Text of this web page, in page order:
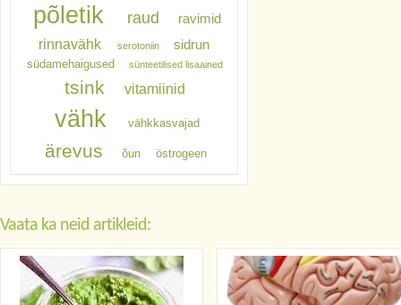
põletik raud ravimid
rinnavähk serotoniin sidrun
südamehaigused sünteetilised lisaained
tsink vitamiinid
vähk vähkkasvajad
ärevus õun östrogeen
Vaata ka neid artikleid: